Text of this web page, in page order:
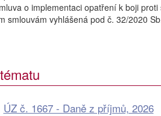
o implementaci opatření k boji
smlouvám vyhlášená pod č. 32/2020
ÚZ č. 1667 - Daně z příjmů, 2026